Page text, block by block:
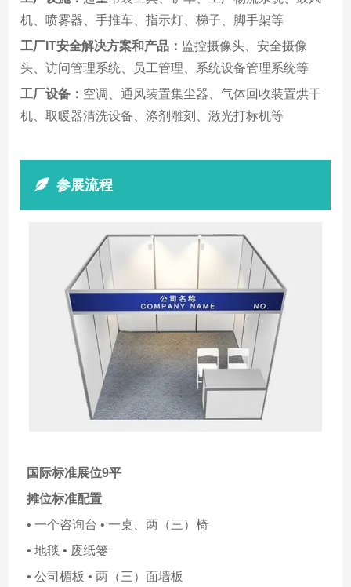
机、喷雾器、手推车、指示灯、梯子、脚手架等
工厂IT安全解决方案和产品： 监控摄像头、安全摄像
头、访问管理系统、员工管理、系统设备管理系统等
工厂设备： 空调、通风装置集尘器、气体回收装置烘干
机、取暖器清洗设备、涤剂雕刻、激光打标机等
参展流程
国际标准展位9平
摊位标准配置
• 一个咨询台 • 一桌、两（三）椅
• 地毯 • 废纸篓
• 公司楣板 • 两（三）面墙板